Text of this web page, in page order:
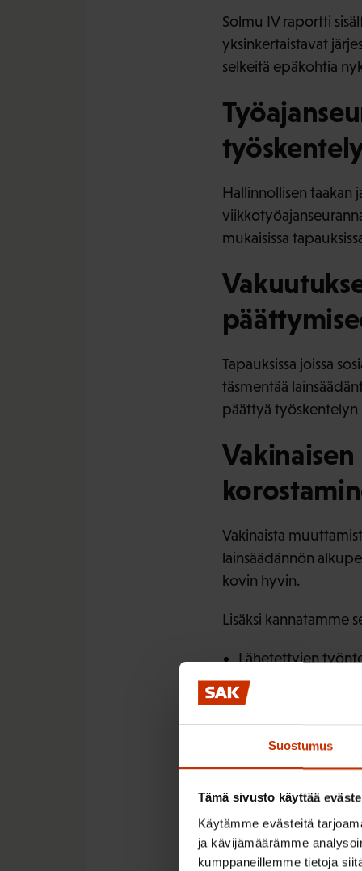
Suostumus
Tämä sivusto käyttää
Käytämme evästeitä
ja kävijämäärämme
kumppaneillemme tietoja
Solmu IV raportti
yksinkertaistavat
selkeitä epäkohtia
Hallinnollisen taakan
mukaisissa
Tapauksissa joissa
täsmentää
päättyä työskentelyn
Vakinaista
lainsäädännön
kovin hyvin.
Lisäksi kannatamme
Lähetettyjen
tasapuolinen
Päätösten
valtion varoista